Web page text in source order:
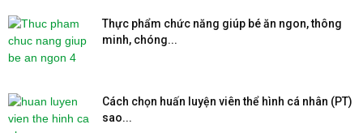
Thực phẩm chức năng giúp bé ăn ngon, thông
minh, chóng...
Cách chọn huấn luyện viên thể hình cá nhân (PT)
sao...